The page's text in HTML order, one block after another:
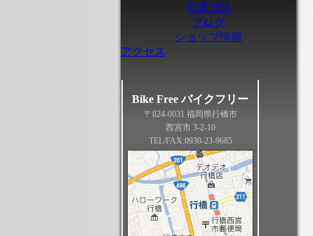
在庫情報
ブログ
ショップ情報
アクセス
Bike Free バイクフリー
〒824-0031 福岡県行橋市
西宮市 3-2-10
TEL/FAX:0930-23-9685